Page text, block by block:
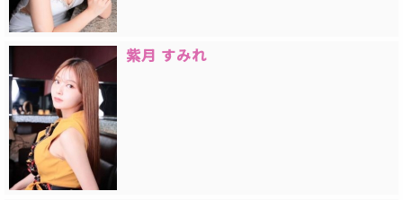
紫月 すみれ